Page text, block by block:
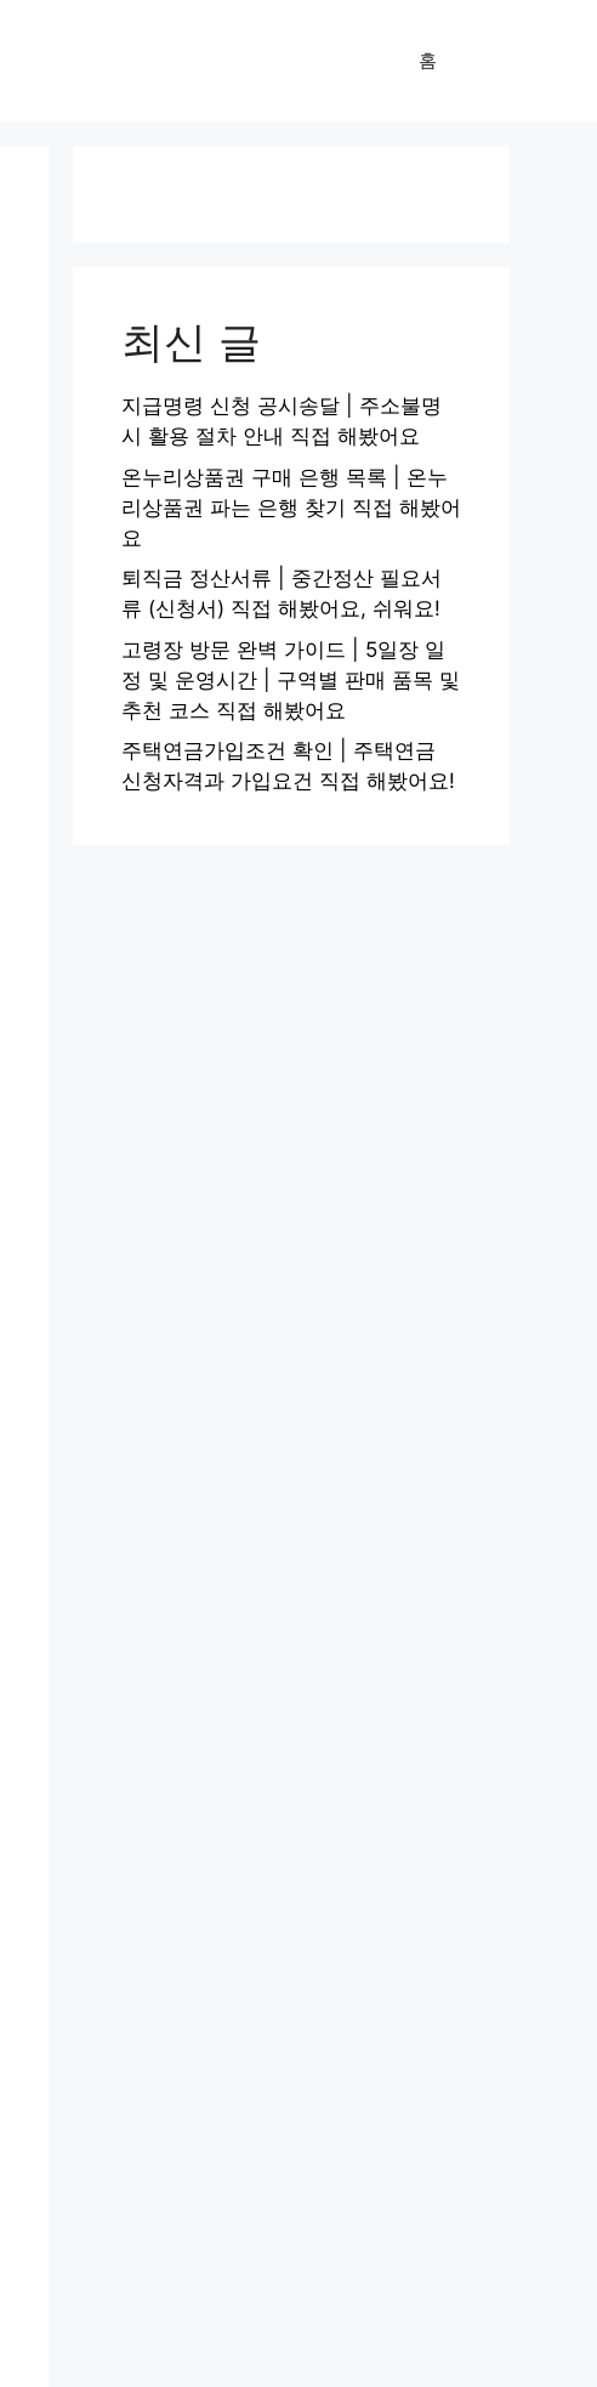
홈
최신 글
지급명령 신청 공시송달 | 주소불명
시 활용 절차 안내 직접 해봤어요
온누리상품권 구매 은행 목록 | 온누
리상품권 파는 은행 찾기 직접 해봤어
요
퇴직금 정산서류 | 중간정산 필요서
류 (신청서) 직접 해봤어요, 쉬워요!
고령장 방문 완벽 가이드 | 5일장 일
정 및 운영시간 | 구역별 판매 품목 및
추천 코스 직접 해봤어요
주택연금가입조건 확인 | 주택연금
신청자격과 가입요건 직접 해봤어요!